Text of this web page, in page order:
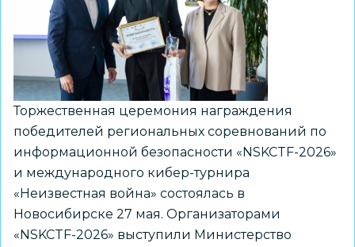
Торжественная церемония награждения
победителей региональных соревнований по
информационной безопасности «NSKCTF-2026»
и международного кибер-турнира
«Неизвестная война» состоялась в
Новосибирске 27 мая. Организаторами
«NSKCTF-2026» выступили Министерство